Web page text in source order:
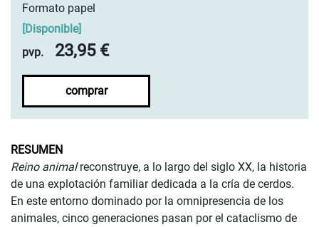
Formato papel
[Disponible]
pvp.
23,95 €
comprar
RESUMEN
Reino animalreconstruye, a lo largo del siglo XX, la historia
de una explotación familiar dedicada a la cría de cerdos.
En este entorno dominado por la omnipresencia de los
animales, cinco generaciones pasan por el cataclismo de